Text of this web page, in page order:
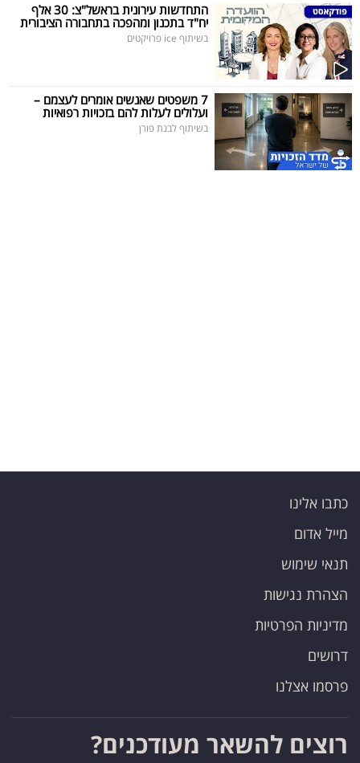
התחדשות עירונית בראשל"צ: 30 אלף
יח"ד בתכנון ומהפכה בתחבורה הציבורית
בשיתוף ice פרויקטים
7 משפטים שאנשים אומרים לעצמם –
ועלולים לעלות להם בזכויות רפואיות
בשיתוף לבנת פורן
כתבו אלינו
מייל אדום
תנאי שימוש
הצהרת נגישות
מדיניות הפרטיות
דרושים
פרסמו אצלנו
רוצים להשאר מעודכנים?